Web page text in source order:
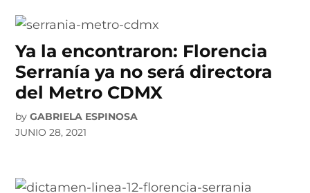
Ya la encontraron: Florencia
Serranía ya no será directora
del Metro CDMX
by GABRIELA ESPINOSA
JUNIO 28, 2021